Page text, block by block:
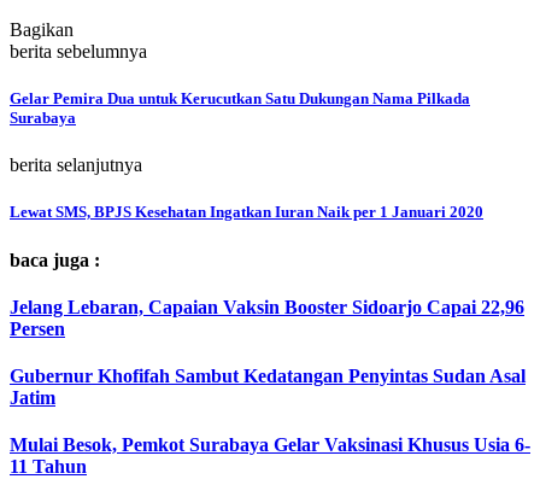
Bagikan
berita sebelumnya
Gelar Pemira Dua untuk Kerucutkan Satu Dukungan Nama Pilkada
Surabaya
berita selanjutnya
Lewat SMS, BPJS Kesehatan Ingatkan Iuran Naik per 1 Januari 2020
baca juga :
Jelang Lebaran, Capaian Vaksin Booster Sidoarjo Capai 22,96
Persen
Gubernur Khofifah Sambut Kedatangan Penyintas Sudan Asal
Jatim
Mulai Besok, Pemkot Surabaya Gelar Vaksinasi Khusus Usia 6-
11 Tahun